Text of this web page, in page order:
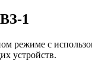
1
режиме с
устройств.